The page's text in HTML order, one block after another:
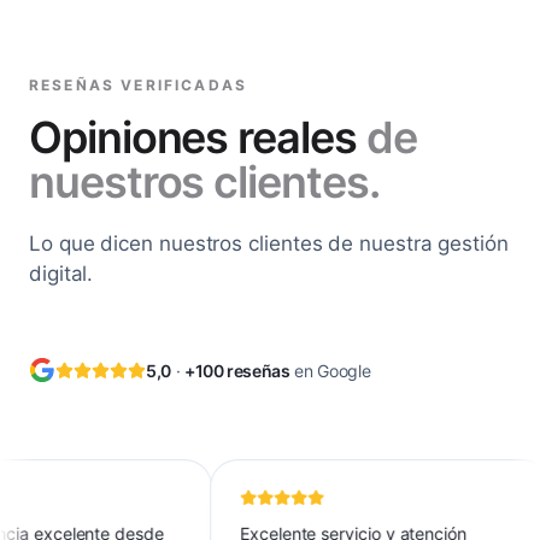
RESEÑAS VERIFICADAS
Opiniones reales de
nuestros clientes.
Lo que dicen nuestros clientes de nuestra gestión
digital.
5,0· +100 reseñas en Google
excelente desde
Excelente servicio y atención